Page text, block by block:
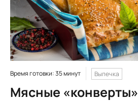
Время готовки: 35 минут Выпечка
Мясные «конверты»